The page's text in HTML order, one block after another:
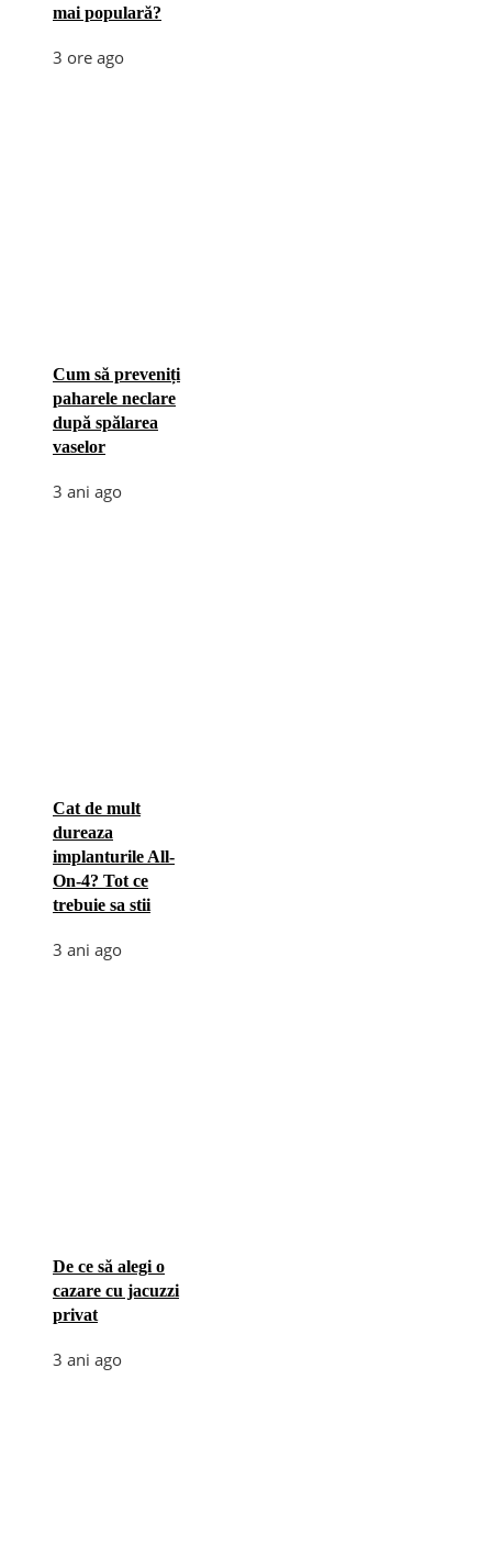
mai populară?
3 ore ago
Cum să preveniți
paharele neclare
după spălarea
vaselor
3 ani ago
Cat de mult
dureaza
implanturile All-
On-4? Tot ce
trebuie sa stii
3 ani ago
De ce să alegi o
cazare cu jacuzzi
privat
3 ani ago